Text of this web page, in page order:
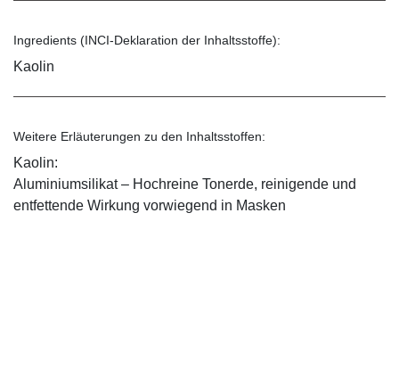
Ingredients (INCI-Deklaration der Inhaltsstoffe):
Kaolin
Weitere Erläuterungen zu den Inhaltsstoffen:
Kaolin:
Aluminiumsilikat – Hochreine Tonerde, reinigende und
entfettende Wirkung vorwiegend in Masken